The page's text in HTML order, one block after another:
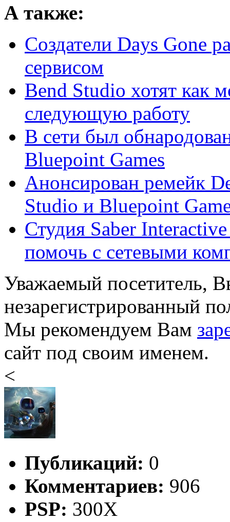
А также:
Создатели Days Gone
сервисом
Bend Studio хотят как
следующую работу
В сети был
Bluepoint Games
Анонсирован ремейк
Studio и Bluepoint
Студия Saber
помочь с сетевыми
Уважаемый посетитель,
незарегистрированный
Мы рекомендуем Вам
сайт под своим именем.
<
Публикаций: 0
Комментариев: 906
PSP: 300X